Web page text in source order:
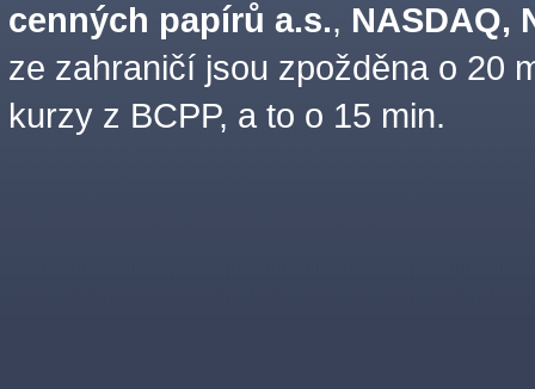
cenných papírů a.s., NASDAQ,
ze zahraničí jsou zpožděna o 20
kurzy z BCPP, a to o 15 min.